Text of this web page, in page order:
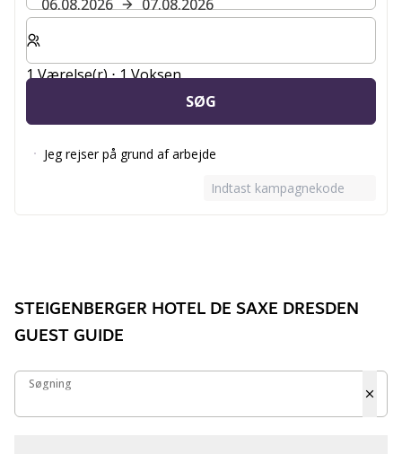
06.08.2026
07.08.2026
Vælg antal værelser og gæster til dit ophold
1 Værelse(r) ⋅ 1 Voksen
SØG
Jeg rejser på grund af arbejde
Indtast kampagnekode
STEIGENBERGER HOTEL DE SAXE DRESDEN
GUEST GUIDE
Søgning
Søgning